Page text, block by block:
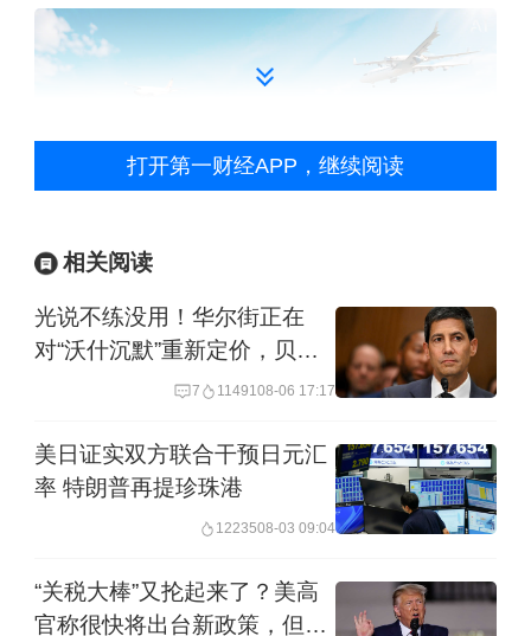
“301条款”
贝森特表示，鉴于“301条款”的关税授权
在可以着手围绕资本支出进行规划和决
简单而言，301调查是由美国贸易代表办
打开第一财经APP，继续阅读
相关阅读
光说不练没用！华尔街正在
对“沃什沉默”重新定价，贝森
特为何急忙撑腰？
7 1149108-06 17:17
美日证实双方联合干预日元汇
率 特朗普再提珍珠港
1223508-03 09:04
“关税大棒”又抡起来了？美高
官称很快将出台新政策，但通